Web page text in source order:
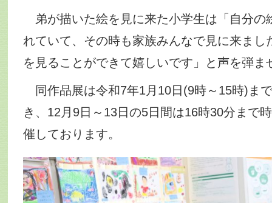
弟が描いた絵を見に来た小学生は「自分の
れていて、その時も家族みんなで見に来まし
を見ることができて嬉しいです」と声を弾ま
同作品展は令和7年1月10日(9時～15時)ま
き、12月9日～13日の5日間は16時30分まで
催しております。